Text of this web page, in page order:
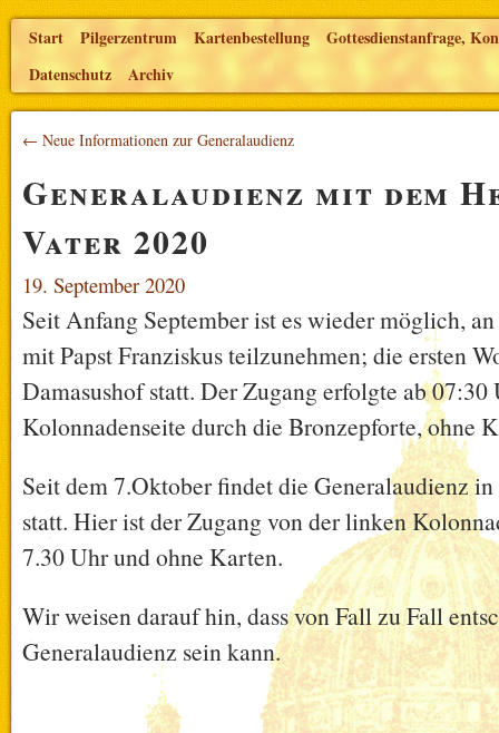
Start Pilgerzentrum Kartenbestellung
Gottesdienstanfrage,
Datenschutz
Archiv
← Neue Informationen zur Generalaudienz
Generalaudienz mit dem
Vater 2020
19. September 2020
Seit Anfang September ist es wieder möglich,
mit Papst Franziskus teilzunehmen; die ersten
Damasushof statt. Der Zugang erfolgte ab
Kolonnadenseite durch die Bronzepforte, ohne
Seit dem 7.Oktober findet die Generalaudienz
statt. Hier ist der Zugang von der linken
7.30 Uhr und ohne Karten.
Wir weisen darauf hin, dass von Fall zu Fall
Generalaudienz sein kann.